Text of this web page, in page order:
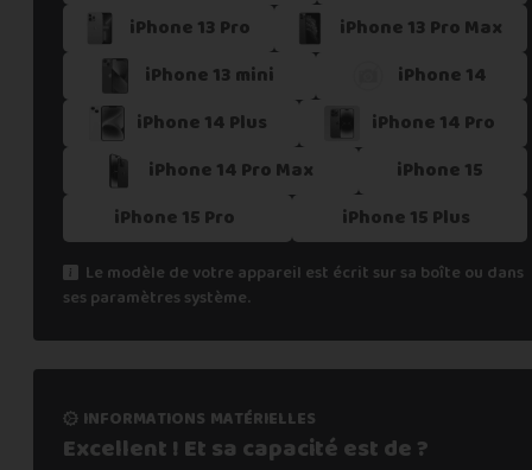
iPhone 13 Pro
iPhone 13 Pro Max
iPhone 13 mini
iPhone 14
iPhone 14 Plus
iPhone 14 Pro
iPhone 14 Pro Max
iPhone 15
iPhone 15 Pro
iPhone 15 Plus
Le modèle de votre appareil est écrit sur sa boîte ou dans
ses paramètres système.
informations matérielles
Excellent ! Et sa capacitéest de ?